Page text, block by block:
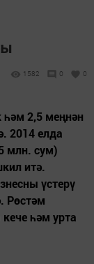
1582 0 0
2,5 меңнән
2014 елда
млн. сум)
итә.
үстерү
Рөстәм
һәм урта